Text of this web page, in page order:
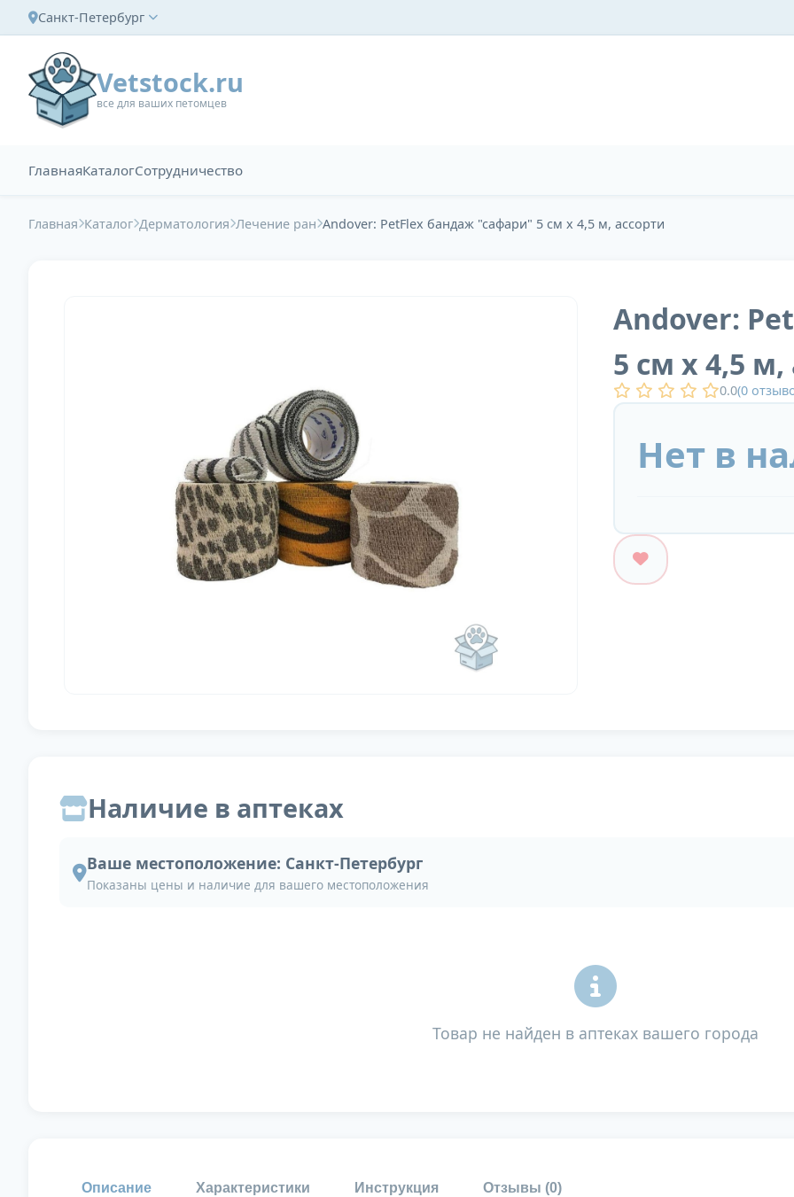
Санкт-Петербург
Vetstock.ru
все для ваших петомцев
ГлавнаяКаталогСотрудничество
Главная Каталог Дерматология Лечение ран Andover: PetFlex бандаж "сафари" 5 см х 4,5 м, ассорти
Andover:
5 см х 4,5 м,
0.0(0
Нет в
Наличие в аптеках
Ваше местоположение: Санкт-Петербург
Показаны цены и наличие для вашего местоположения
Товар не найден в аптеках вашего города
Описание Характеристики Инструкция Отзывы (0)